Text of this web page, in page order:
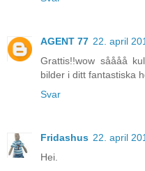
AGENT 77 22. april
Grattis!!wow såååå
bilder i ditt fantastiska
Svar
Fridashus 22. april
Hei.